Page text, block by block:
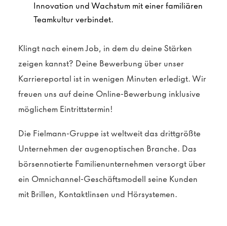
Innovation und Wachstum mit einer familiären
Teamkultur verbindet.
Klingt nach einem Job, in dem du deine Stärken
zeigen kannst? Deine Bewerbung über unser
Karriereportal ist in wenigen Minuten erledigt. Wir
freuen uns auf deine Online-Bewerbung inklusive
möglichem Eintrittstermin!
Die Fielmann-Gruppe ist weltweit das drittgrößte
Unternehmen der augenoptischen Branche. Das
börsennotierte Familienunternehmen versorgt über
ein Omnichannel-Geschäftsmodell seine Kunden
mit Brillen, Kontaktlinsen und Hörsystemen.